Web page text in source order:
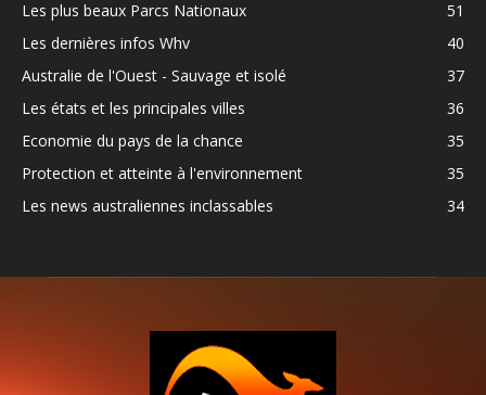
Les plus beaux Parcs Nationaux
51
Les dernières infos Whv
40
Australie de l'Ouest - Sauvage et isolé
37
Les états et les principales villes
36
Economie du pays de la chance
35
Protection et atteinte à l'environnement
35
Les news australiennes inclassables
34